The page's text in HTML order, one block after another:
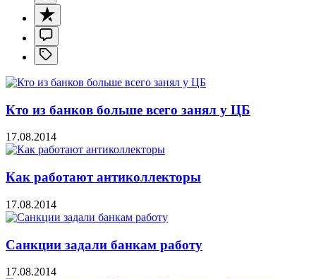
Кто из банков больше всего занял у ЦБ
17.08.2014
Как работают антиколлекторы
17.08.2014
Санкции задали банкам работу
17.08.2014